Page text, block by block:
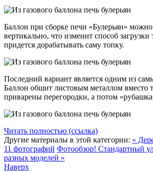
Баллон при сборке печи «Булерьян»
вертикально, что изменит способ
придется дорабатывать саму топку.
Последний вариант является одним из
Баллон обшит листовым металлом вместо
приварены перегородки, а потом
Читать полностью (ссылка)
Другие материалы в этой категории: «
11 фотографий Фотообзор! Стандартный
разных моделей »
Наверх